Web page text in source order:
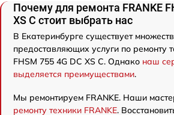
Почему для ремонта FRANKE
XS C стоит выбрать нас
В Екатеринбурге существует
предоставляющих услуги по ремонту
FHSM 755 4G DC XS C. Однако наш
выделяется преимуществами.
Мы ремонтируем FRANKE. Наши
ремонту техники FRANKE.